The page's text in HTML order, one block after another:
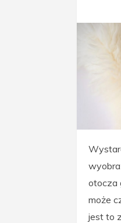
otocza
może
jest to